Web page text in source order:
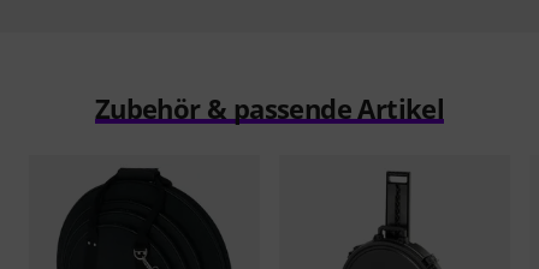
Zubehör & passende Artikel